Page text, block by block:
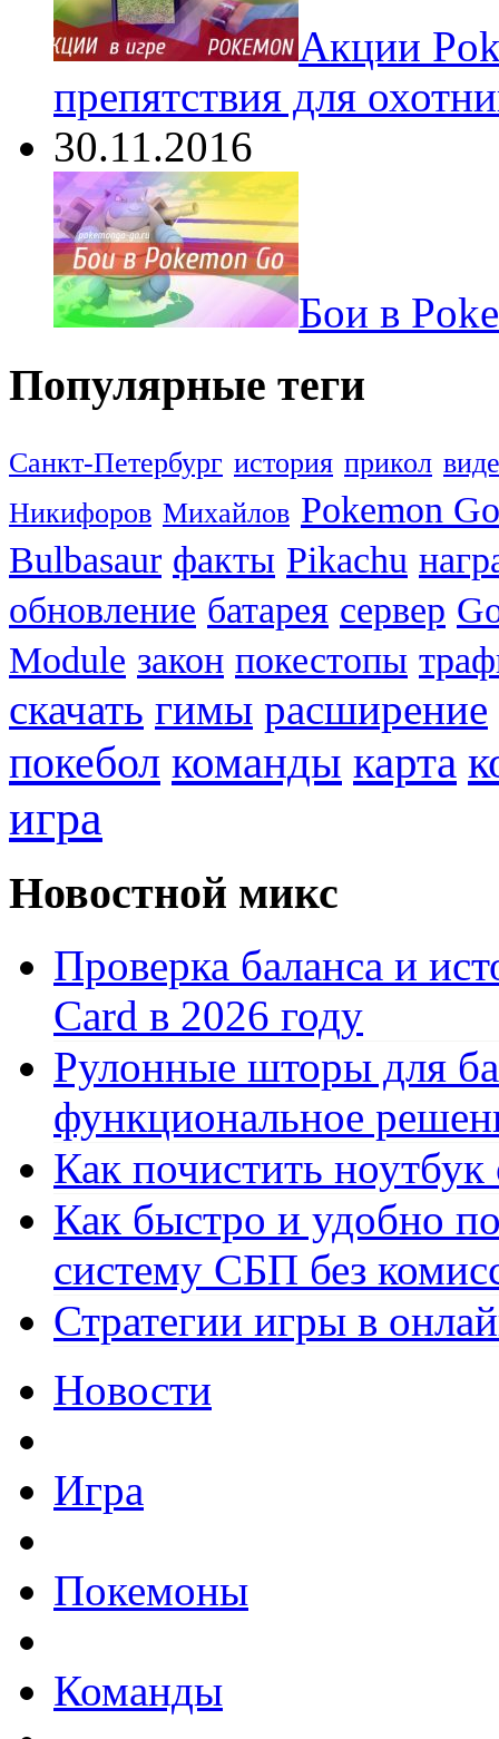
Акции
препятствия для
30.11.2016
Бои в
Популярные теги
Санкт-Петербург история прикол
Никифоров Михайлов Pokemon Go
Bulbasaur факты Pikachu
обновление батарея сервер
Module закон покестопы
скачать гимы расширение
покебол команды карта
игра
Новостной микс
Проверка баланса и
Card в 2026 году
Рулонные шторы для
функциональное
Как почистить
Как быстро и удобно
систему СБП без
Стратегии игры в
Новости
Игра
Покемоны
Команды